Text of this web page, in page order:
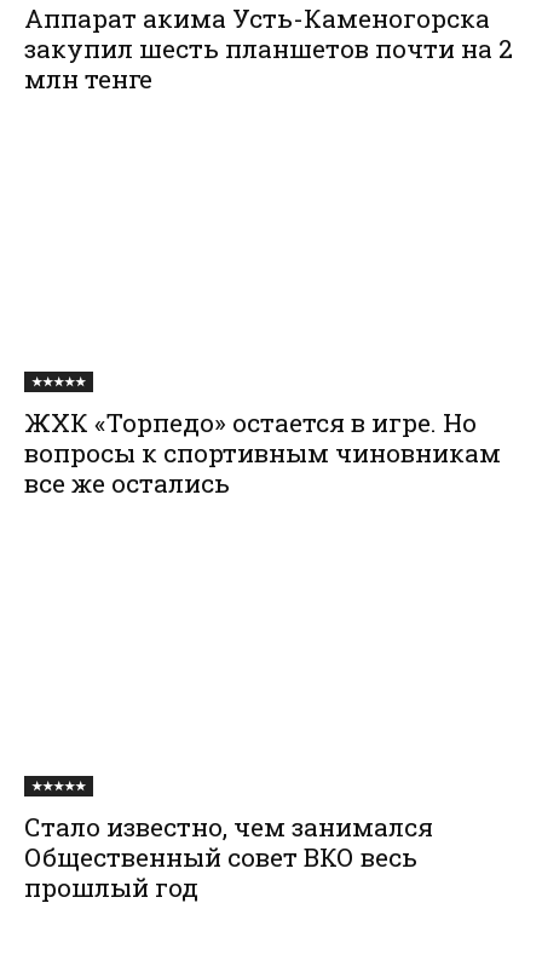
Аппарат акима Усть-Каменогорска
закупил шесть планшетов почти на 2
млн тенге
★★★★★
ЖХК «Торпедо» остается в игре. Но
вопросы к спортивным чиновникам
все же остались
★★★★★
Стало известно, чем занимался
Общественный совет ВКО весь
прошлый год